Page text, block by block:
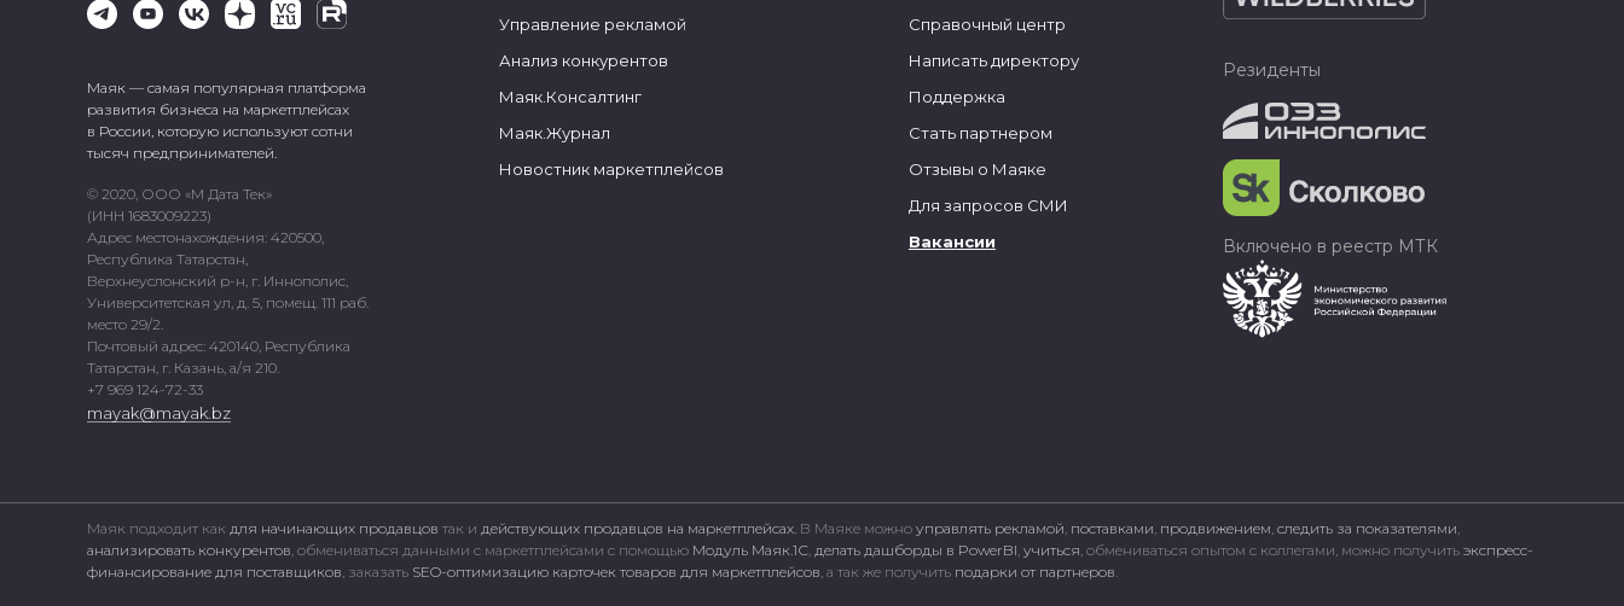
Маяк — самая популярная платформа
развития бизнеса на маркетплейсах
в России, которую используют сотни
тысяч предпринимателей.
© 2020, ООО «М Дата Тек»
(ИНН 1683009223)
Адрес местонахождения: 420500,
Республика Татарстан,
Верхнеуслонский р-н, г. Иннополис,
Университетская ул, д. 5, помещ. 111 раб.
место 29/2.
Почтовый адрес: 420140, Республика
Татарстан, г. Казань, а/я 210.
+7 969 124-72-33
mayak@mayak.bz
Управление рекламой
Анализ конкурентов
Маяк.Консалтинг
Маяк.Журнал
Новостник маркетплейсов
Справочный центр
Написать директору
Поддержка
Стать партнером
Отзывы о Маяке
Для запросов СМИ
Вакансии
Резиденты
Включено в реестр МТК
Маяк подходит как для начинающих продавцов так и действующих продавцов на маркетплейсах. В Маяке можно управлять рекламой, поставками, продвижением, следить за показателями,
анализировать конкурентов, обмениваться данными с маркетплейсами c помощью Модуль Маяк.1С, делать дашборды в PowerBI, учиться, обмениваться опытом с коллегами, можно получить экспресс-
финансирование для поставщиков, заказать SEO-оптимизацию карточек товаров для маркетплейсов, а так же получить подарки от партнеров.